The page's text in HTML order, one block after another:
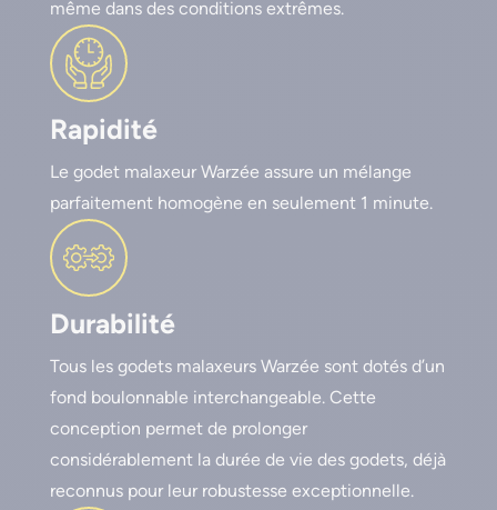
même dans des conditions extrêmes.
Rapidité
Le godet malaxeur Warzée assure un mélange
parfaitement homogène en seulement 1 minute.
Durabilité
Tous les godets malaxeurs Warzée sont dotés d’un
fond boulonnable interchangeable. Cette
conception permet de prolonger
considérablement la durée de vie des godets, déjà
reconnus pour leur robustesse exceptionnelle.